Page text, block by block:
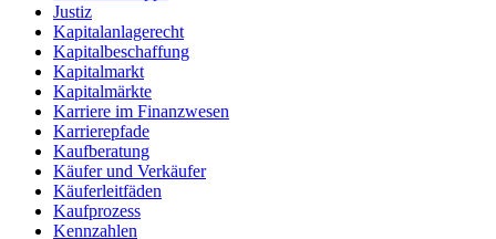
Justiz
Kapitalanlagerecht
Kapitalbeschaffung
Kapitalmarkt
Kapitalmärkte
Karriere im Finanzwesen
Karrierepfade
Kaufberatung
Käufer und Verkäufer
Käuferleitfäden
Kaufprozess
Kennzahlen